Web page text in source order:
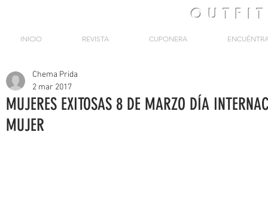
OUTFIT
INICIO REVISTA CUPONERA
MUJERES EXITOSAS 8 DE MARZO DÍA
MUJER
Chema Prida
2 mar 2017